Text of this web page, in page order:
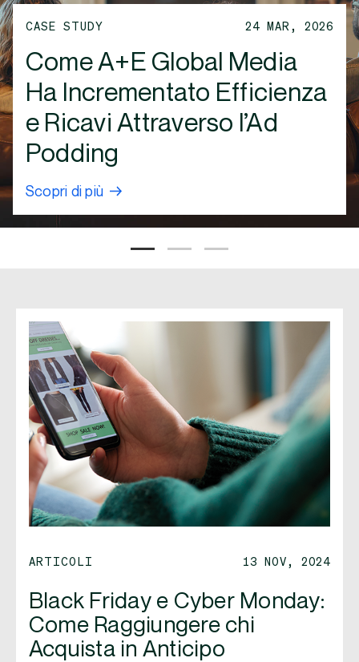
CASE STUDY 24 MAR, 2026
Come A+E Global Media
Ha Incrementato Efficienza
e Ricavi Attraverso l’Ad
Podding
Scopri di più
ARTICOLI 07 OCT, 2025
Presentiamo il Data Vendor
Ecosystem: Dati Premium e
Decisioni Più Smart, Senza
Costi Aggiuntivi
Scopri di più
il Contesto e la
nella TV in
PMG, IRIS.TV e
Exchange
il Brand Lift
ARTICOLI 13 NOV, 2024
Black Friday e Cyber Monday:
Come Raggiungere chi
Acquista in Anticipo